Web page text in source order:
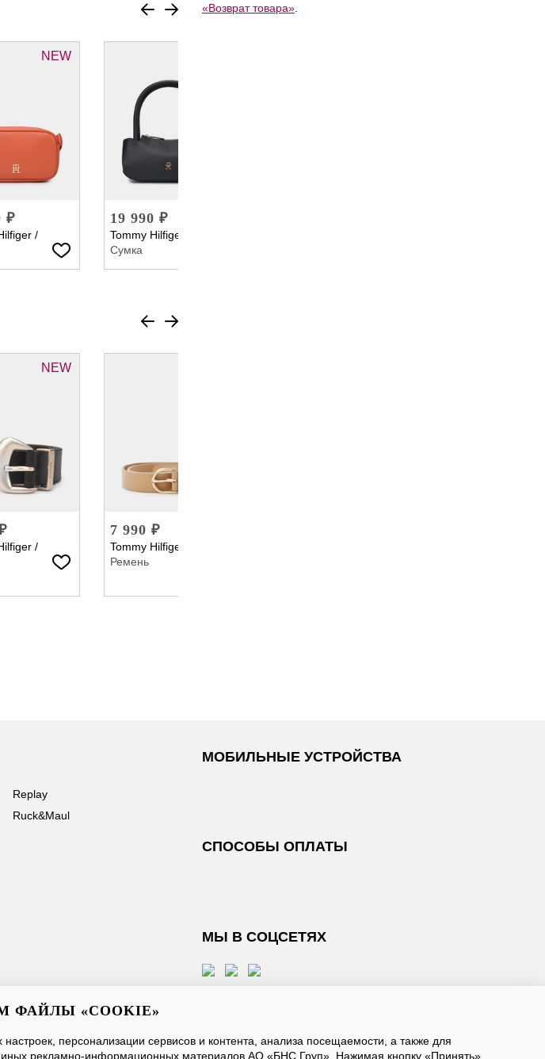
NEW
₽
/
19 990 ₽
Tommy Hilfiger
Сумка
NEW
/
7 990 ₽
Tommy Hilfiger
Ремень
«Возврат товара»
Replay
Ruck&Maul
МОБИЛЬНЫЕ УСТРОЙСТВА
СПОСОБЫ ОПЛАТЫ
МЫ В СОЦСЕТЯХ
Email
«COOKIE»
персонализации сервисов и контента, анализа посещаемости, а также для
рекламно-информационных материалов АО «БНС Груп». Нажимая кнопку «Принять»